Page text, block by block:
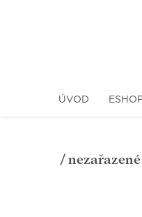
ÚVOD
/ nezařazené